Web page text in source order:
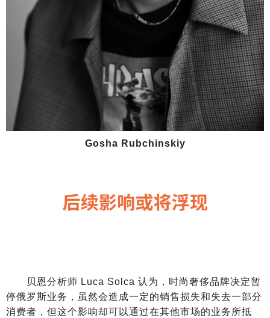
Gosha Rubchinskiy
贝恩分析师 Luca Solca 认为，时尚奢侈品牌决定暂
停俄罗斯业务，虽然会造成一定的销售损失和失去一部分
消费者，但这个影响却可以通过在其他市场的业务所抵